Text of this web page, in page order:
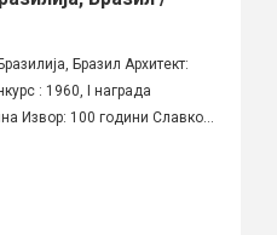
Бразил Архитект:
: 1960, I награда
Извор: 100 години Славко...